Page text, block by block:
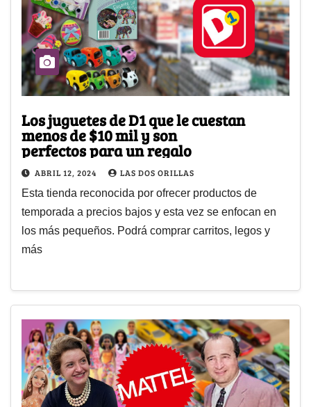
Los juguetes de D1 que le cuestan
menos de $10 mil y son
perfectos para un regalo
ABRIL 12, 2024 LAS DOS ORILLAS
Esta tienda reconocida por ofrecer productos de
temporada a precios bajos y esta vez se enfocan en
los más pequeños. Podrá comprar carritos, legos y
más